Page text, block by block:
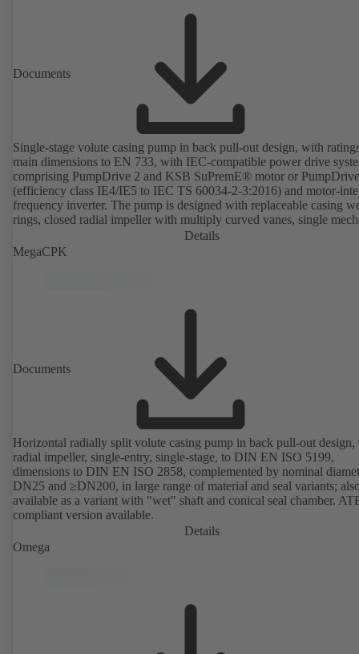
Documents
Single-stage volute casing pump in back pull-out design, with
main dimensions to EN 733, with IEC-compatible power drive
comprising PumpDrive 2 and KSB SuPremE® motor or
(efficiency class IE4/IE5 to IEC TS 60034-2-3:2016) and motor-
frequency inverter. The pump is designed with replaceable casing
rings, closed radial impeller with multiply curved vanes, single
seal or double mechanical seals to EN 12756, shaft equipped with
replaceable shaft protecting sleeve in the shaft seal area. The back
design allows the coupling, bearing brackets and impeller to be
accordance with DIN V 42673 (07-2011). ATEX-compliant version
Details
MegaCPK
Documents
Horizontal radially split volute casing pump in back pull-out
radial impeller, single-entry, single-stage, to DIN EN ISO 5199,
dimensions to DIN EN ISO 2858, complemented by nominal
DN25 and ≥DN200, in large range of material and seal variants;
available as a variant with "wet" shaft and conical seal chamber.
compliant version available.
Details
Omega